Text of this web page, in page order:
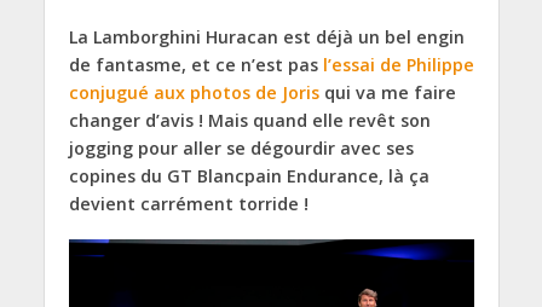
La Lamborghini Huracan est déjà un bel engin
de fantasme, et ce n’est pas l’essai de Philippe
conjugué aux photos de Jorisqui va me faire
changer d’avis ! Mais quand elle revêt son
jogging pour aller se dégourdir avec ses
copines du GT Blancpain Endurance, là ça
devient carrément torride !